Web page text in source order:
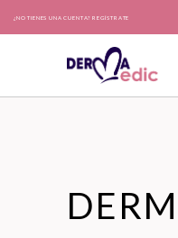
¿NO TIENES UNA CUENTA? REGÍSTRATE
No products in the